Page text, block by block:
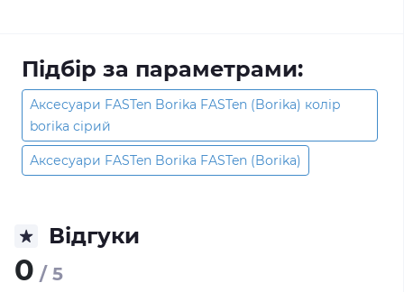
Підбір за параметрами:
Аксесуари FASTen Borika FASTen (Borika) колір
borika сірий
Аксесуари FASTen Borika FASTen (Borika)
Відгуки
0 / 5